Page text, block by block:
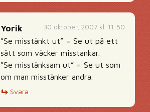
30 oktober, 2007 kl. 11:50
Yorik
”Se misstänkt ut” = Se ut på ett
sätt som väcker misstankar.
”Se misstänksam ut” = Se ut som
om man misstänker andra.
Svara